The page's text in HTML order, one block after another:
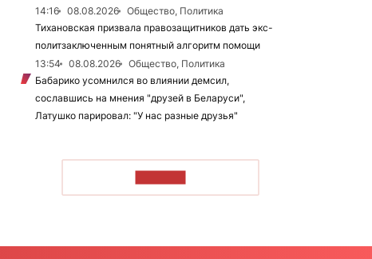
14:16
08.08.2026
Общество, Политика
Тихановская призвала правозащитников дать экс-
политзаключенным понятный алгоритм помощи
13:54
08.08.2026
Общество, Политика
Бабарико усомнился во влиянии демсил,
сославшись на мнения "друзей в Беларуси",
Латушко парировал: "У нас разные друзья"